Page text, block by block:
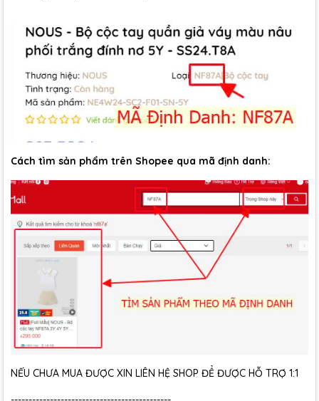
Cách tìm sản phẩm trên Shopee qua mã định danh:
NẾU CHƯA MUA ĐƯỢC XIN LIÊN HỆ SHOP ĐỂ ĐƯỢC HỖ TRỢ 1:1